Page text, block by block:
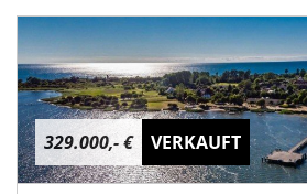
329.000,- € VERKAUFT